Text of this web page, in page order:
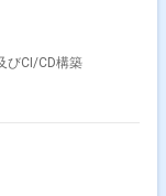
びCI/CD構築